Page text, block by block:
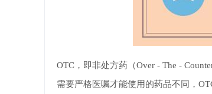
OTC，即非处方药（Over - The -
需要严格医嘱才能使用的药品不同，